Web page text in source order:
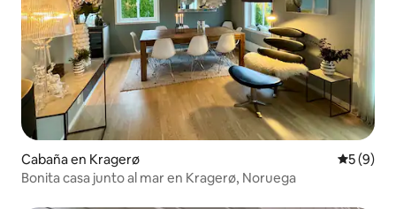
Cabaña en Kragerø
5 (9)
Bonita casa junto al mar en Kragerø, Noruega